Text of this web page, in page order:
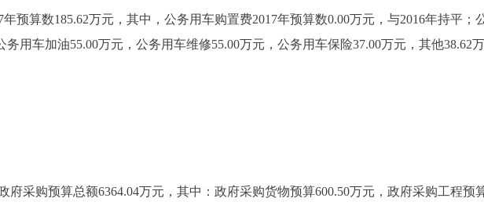
算数185.62万元，其中，公务用车购置费2017年预算数0.00万元，与2016年持平；
用车加油55.00万元，公务用车维修55.00万元，公务用车保险37.00万元，其他38.62
采购预算总额6364.04万元，其中：政府采购货物预算600.50万元，政府采购工程预